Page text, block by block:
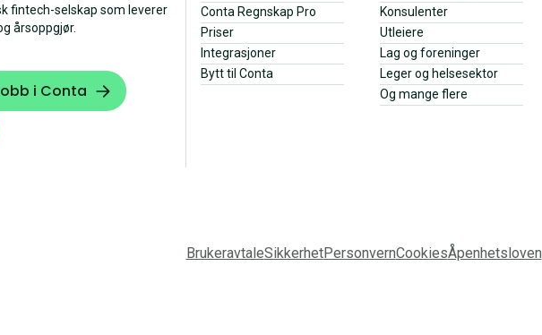
fintech-selskap som leverer
årsoppgjør.
i Conta
Conta Regnskap Pro
Priser
Integrasjoner
Bytt til Conta
Konsulenter
Utleiere
Lag og foreninger
Leger og helsesektor
Og mange flere
BrukeravtaleSikkerhetPersonvernCookiesÅpenhetsloven